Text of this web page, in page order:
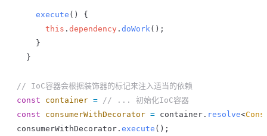
    execute
() {
      this
. dependency . doWork ();
    }
  }
// IoC容器会根据装饰器的标记来注入适当的依赖
const container = // ... 初始化IoC容器
const consumerWithDecorator = container . resolve<
consumerWithDecorator . execute ();